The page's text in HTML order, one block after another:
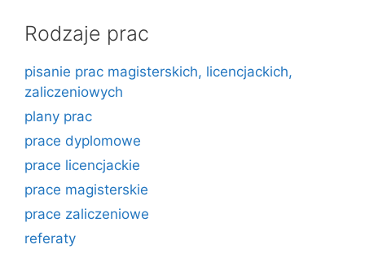
Rodzaje prac
pisanie prac magisterskich, licencjackich,
zaliczeniowych
plany prac
prace dyplomowe
prace licencjackie
prace magisterskie
prace zaliczeniowe
referaty